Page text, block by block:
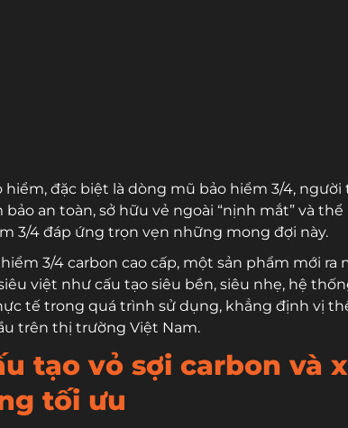
hiểm, đặc biệt là dòng mũ bảo hiểm 3/4,
an toàn, sở hữu vẻ ngoài “nịnh mắt” và
3/4 đáp ứng trọn vẹn những mong đợi này.
3/4 carbon cao cấp, một sản phẩm mới
việt như cấu tạo siêu bền, siêu nhẹ, hệ
tế trong quá trình sử dụng, khẳng định vị
trên thị trường Việt Nam.
tạo vỏ sợi carbon và
tối ưu